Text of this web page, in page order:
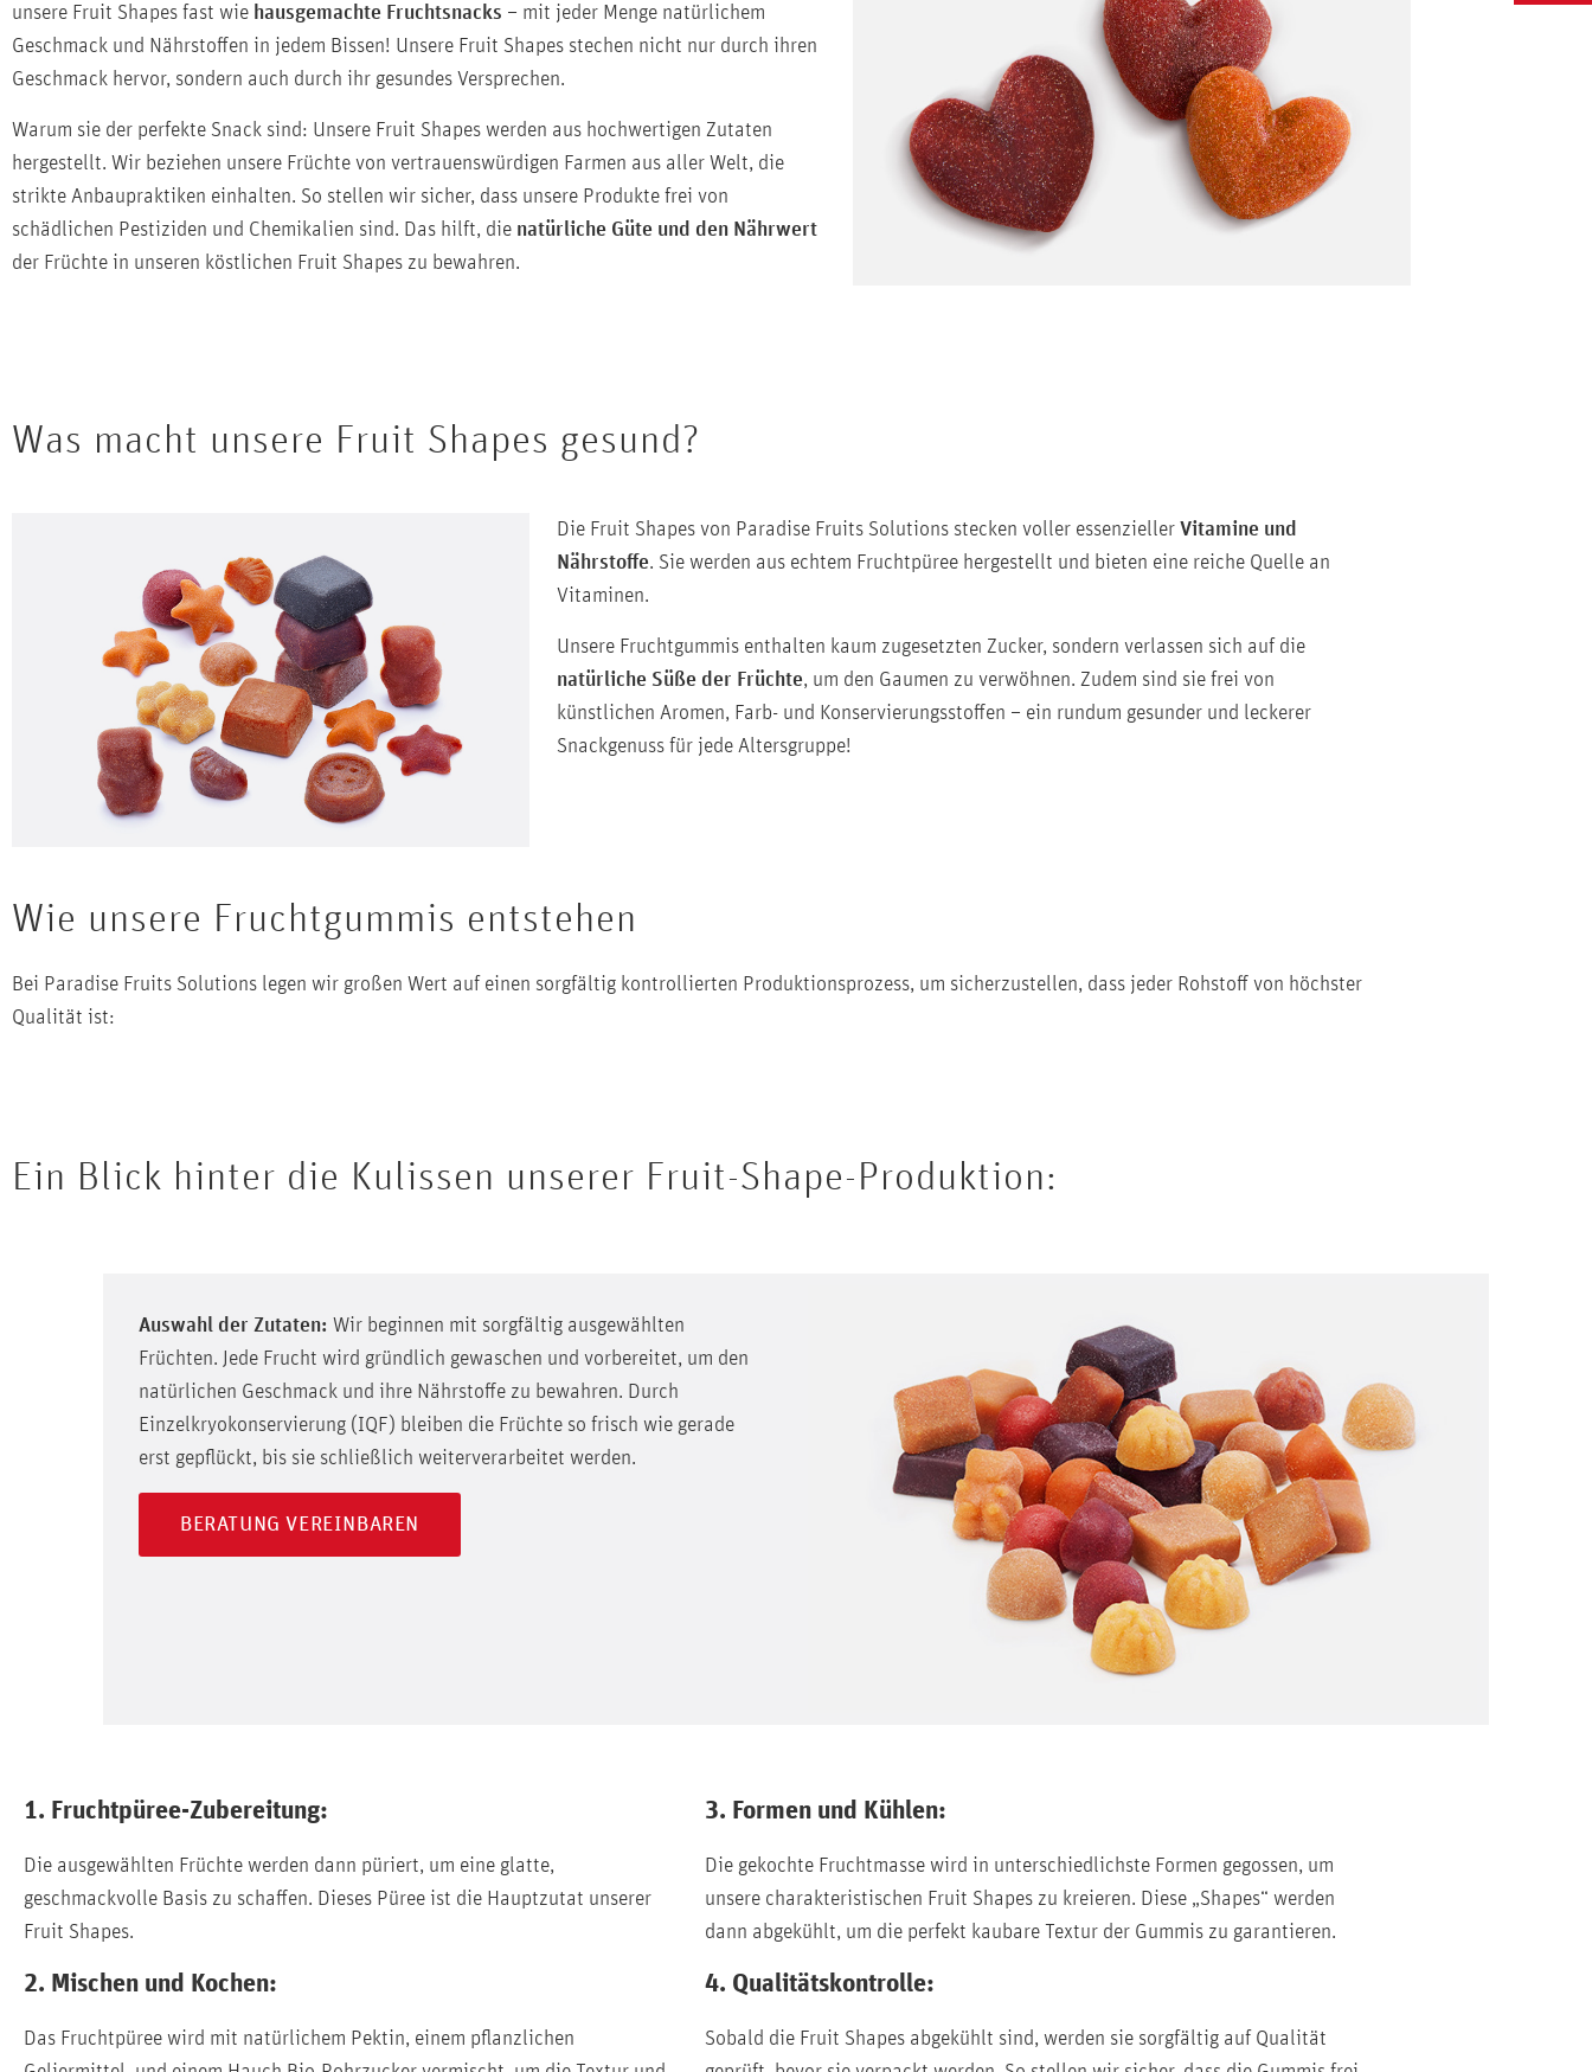
unsere Fruit Shapes fast wie hausgemachte Fruchtsnacks – mit jeder Menge natürlichem
Geschmack und Nährstoffen in jedem Bissen! Unsere Fruit Shapes stechen nicht nur durch ihren
Geschmack hervor, sondern auch durch ihr gesundes Versprechen.
Warum sie der perfekte Snack sind: Unsere Fruit Shapes werden aus hochwertigen Zutaten
hergestellt. Wir beziehen unsere Früchte von vertrauenswürdigen Farmen aus aller Welt, die
strikte Anbaupraktiken einhalten. So stellen wir sicher, dass unsere Produkte frei von
schädlichen Pestiziden und Chemikalien sind. Das hilft, die natürliche Güte und den Nährwert
der Früchte in unseren köstlichen Fruit Shapes zu bewahren.
Was macht unsere Fruit Shapes gesund?
Die Fruit Shapes von Paradise Fruits Solutions stecken voller essenziellerVitamine und
Nährstoffe. Sie werden aus echtem Fruchtpüree hergestellt und bieten eine reiche Quelle an
Vitaminen.
Unsere Fruchtgummis enthalten kaum zugesetzten Zucker, sondern verlassen sich auf die
natürliche Süße der Früchte, um den Gaumen zu verwöhnen. Zudem sind sie frei von
künstlichen Aromen, Farb- und Konservierungsstoffen – ein rundum gesunder und leckerer
Snackgenuss für jede Altersgruppe!
Wie unsere Fruchtgummis entstehen
Bei Paradise Fruits Solutions legen wir großen Wert auf einen sorgfältig kontrollierten Produktionsprozess, um sicherzustellen, dass jeder Rohstoff von höchster
Qualität ist:
Ein Blick hinter die Kulissen unserer Fruit-Shape-Produktion:
Auswahl der Zutaten: Wir beginnen mit sorgfältig ausgewählten
Früchten. Jede Frucht wird gründlich gewaschen und vorbereitet, um den
natürlichen Geschmack und ihre Nährstoffe zu bewahren. Durch
Einzelkryokonservierung (IQF) bleiben die Früchte so frisch wie gerade
erst gepflückt, bis sie schließlich weiterverarbeitet werden.
BERATUNG VEREINBAREN
1. Fruchtpüree-Zubereitung:
Die ausgewählten Früchte werden dann püriert, um eine glatte,
geschmackvolle Basis zu schaffen. Dieses Püree ist die Hauptzutat unserer
Fruit Shapes.
2. Mischen und Kochen:
Das Fruchtpüree wird mit natürlichem Pektin, einem pflanzlichen
3. Formen und Kühlen:
Die gekochte Fruchtmasse wird in unterschiedlichste Formen gegossen, um
unsere charakteristischen Fruit Shapes zu kreieren. Diese „Shapes“ werden
dann abgekühlt, um die perfekt kaubare Textur der Gummis zu garantieren.
4. Qualitätskontrolle:
Sobald die Fruit Shapes abgekühlt sind, werden sie sorgfältig auf Qualität